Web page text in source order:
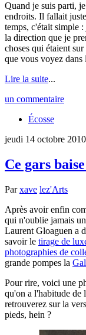
Quand je suis parti,
endroits. Il fallait
temps, c'était simple
la direction que je
choses qui étaient
que vous voyez dans
Lire la suite...
un commentaire
Écosse
jeudi 14 octobre 2010
Ce gars
Parxave lez'Arts
Après avoir enfin
qui n'oublie jamais
Laurent Gloaguen a
savoir le tirage de
photographies de
grande pompes la
Pour rire, voici une
qu'on a l'habitude de
retrouverez sur la
pieds, hein ?